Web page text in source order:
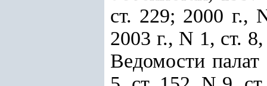
ст. 229; 2000 г.,
2003 г., N 1, ст.
Ведомости